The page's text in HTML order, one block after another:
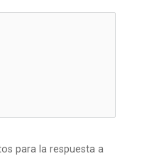
para la respuesta a